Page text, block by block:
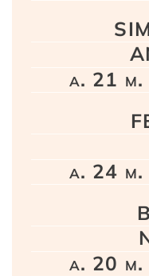
a. 21
a. 24
a. 20